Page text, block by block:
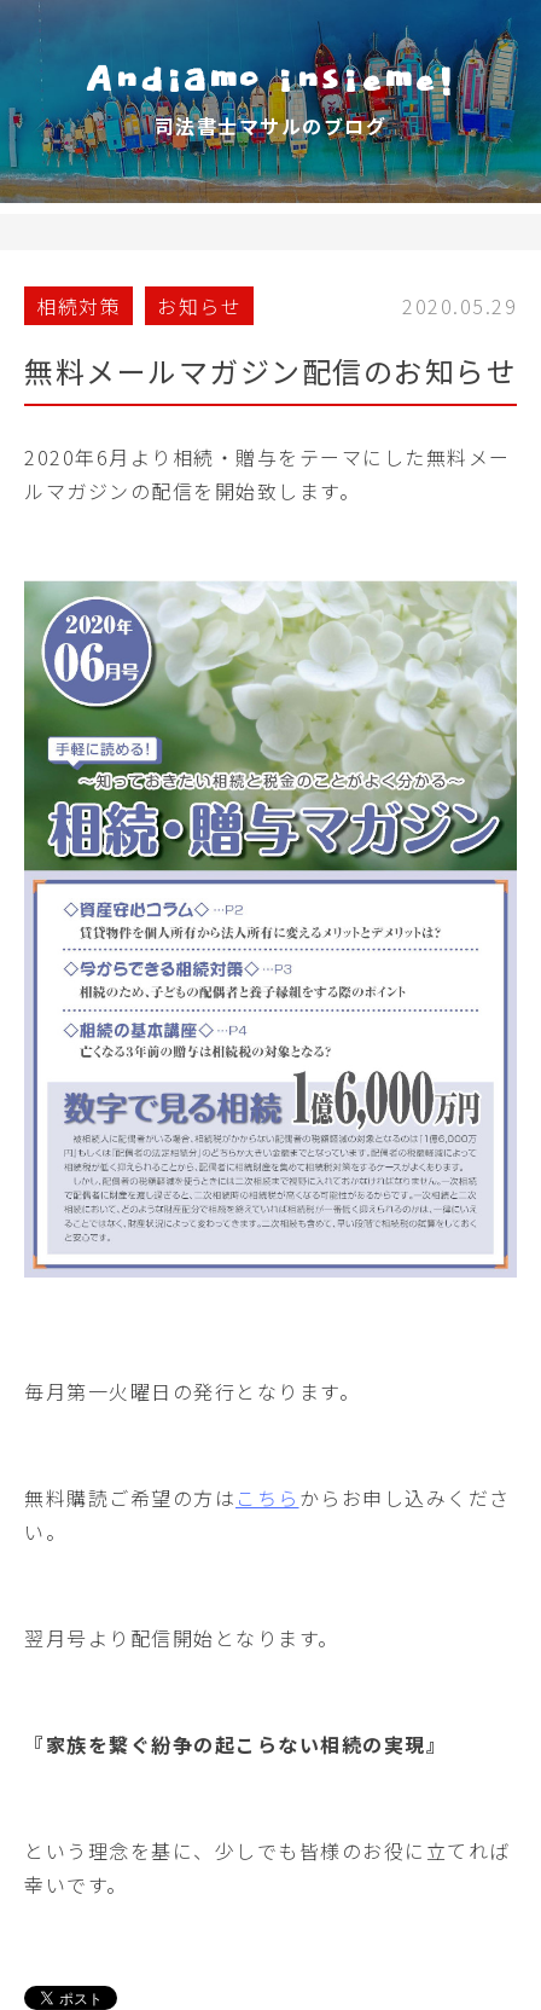
Andiamo insieme!
司法書士マサルのブログ
相続対策 お知らせ 2020.05.29
無料メールマガジン配信のお知らせ
2020年6月より相続・贈与をテーマにした無料メー
ルマガジンの配信を開始致します。
毎月第一火曜日の発行となります。
無料購読ご希望の方は こちら からお申し込みくださ
い。
翌月号より配信開始となります。
『家族を繋ぐ紛争の起こらない相続の実現』
という理念を基に、少しでも皆様のお役に立てれば
幸いです。